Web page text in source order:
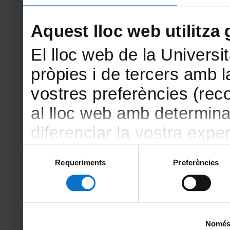
Aquest lloc web utilitza
El lloc web de la
pròpies i de tercers amb
vostres preferències
al lloc web amb
diferenciar la vostra
amb el lloc web) i amb
la publicitat que
Requeriments Preferències